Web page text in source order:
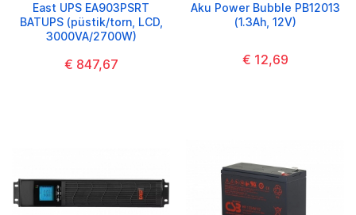
East UPS EA903PSRT
BATUPS (püstik/torn, LCD,
3000VA/2700W)
€ 847,67
Aku Power Bubble PB12013
(1.3Ah, 12V)
€ 12,69